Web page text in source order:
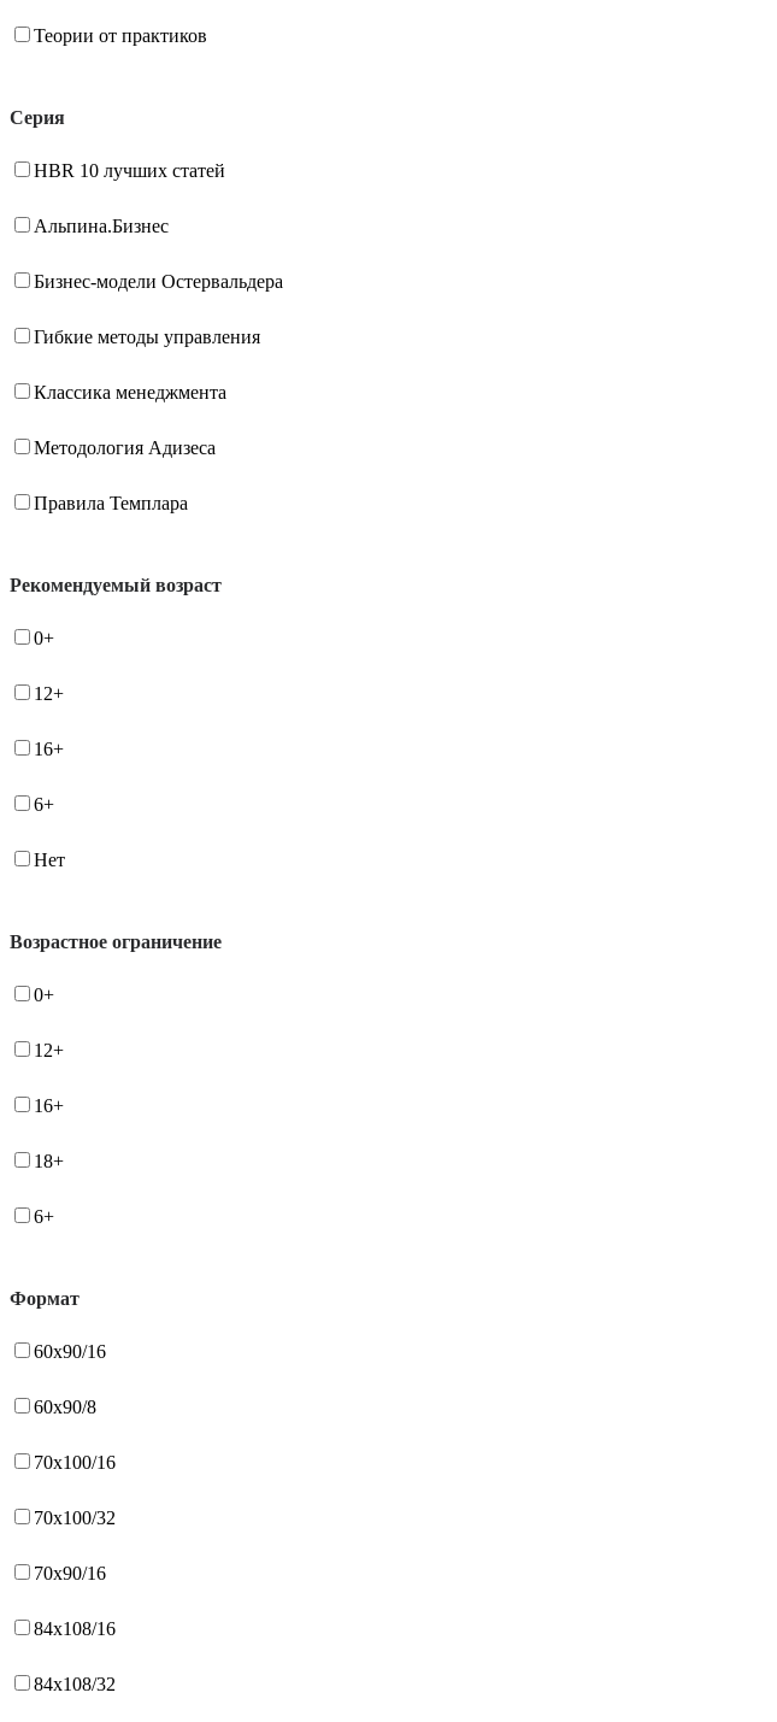
Теории от практиков
Серия
HBR 10 лучших статей
Альпина.Бизнес
Бизнес-модели Остервальдера
Гибкие методы управления
Классика менеджмента
Методология Адизеса
Правила Темплара
Рекомендуемый возраст
0+
12+
16+
6+
Нет
Возрастное ограничение
0+
12+
16+
18+
6+
Формат
60x90/16
60x90/8
70x100/16
70x100/32
70x90/16
84x108/16
84x108/32